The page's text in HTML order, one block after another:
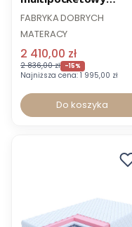
FABRYKA DOBRYCH
MATERACY
2 410,00 zł
2 836,00 zł -15%
Najniższa cena: 1 995,00 zł
Do koszyka